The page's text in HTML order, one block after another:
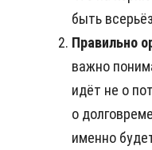
быть
Правильно
важно
идёт не о
о
именно